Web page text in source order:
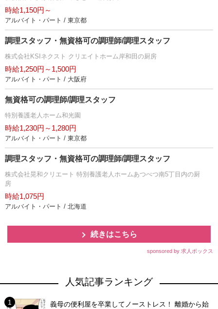
時給1,150円～
アルバイト・パート / 東京都
調理スタッフ・無資格可の調理師/調理スタッフ
株式会社KSIネクスト クリエイトホーム岸和田の厨房
時給1,250円～1,500円
アルバイト・パート / 大阪府
無資格可の調理師/調理スタッフ
特別養護老人ホーム和光園
時給1,230円～1,280円
アルバイト・パート / 東京都
調理スタッフ・無資格可の調理師/調理スタッフ
株式会社晃和クリエート 特別養護老人ホームあつべつ南5丁目内の厨
房
時給1,075円
アルバイト・パート / 北海道
続きはこちら
sponsored by 求人ボックス
人気記事ランキング
義母の便利屋を卒業してノーストレス！ 離婚から始